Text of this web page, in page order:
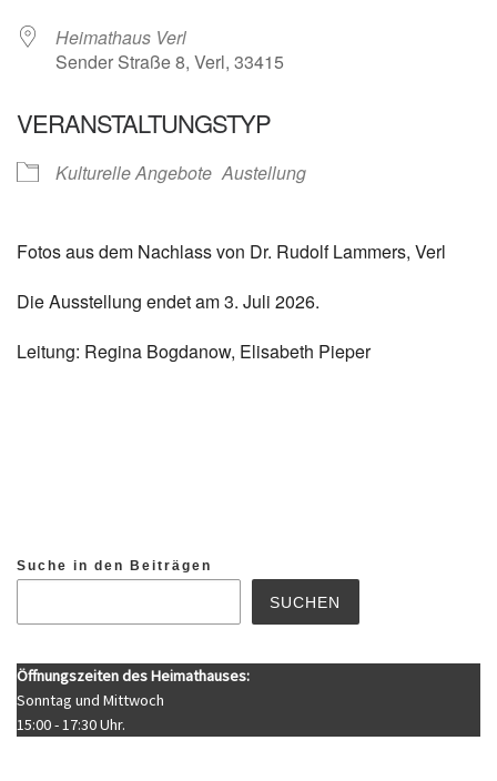
Heimathaus Verl
Sender Straße 8, Verl, 33415
VERANSTALTUNGSTYP
Kulturelle Angebote Austellung
Fotos aus dem Nachlass von Dr. Rudolf Lammers, Verl
Die Ausstellung endet am 3. Juli 2026.
Leitung: Regina Bogdanow, Elisabeth Pieper
Suche in den Beiträgen
SUCHEN
Öffnungszeiten des Heimathauses:
Sonntag und Mittwoch
15:00 - 17:30 Uhr.